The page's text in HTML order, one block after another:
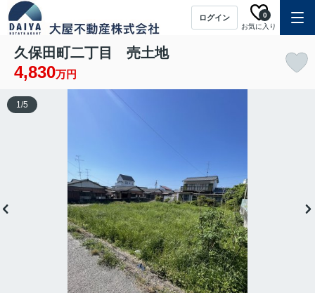
ログイン
お気に入り
0
久保田町二丁目 売土地
4,830万円
1/5